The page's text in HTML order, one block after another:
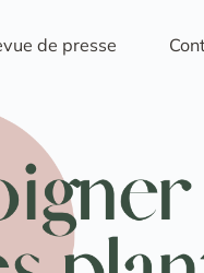
de presse